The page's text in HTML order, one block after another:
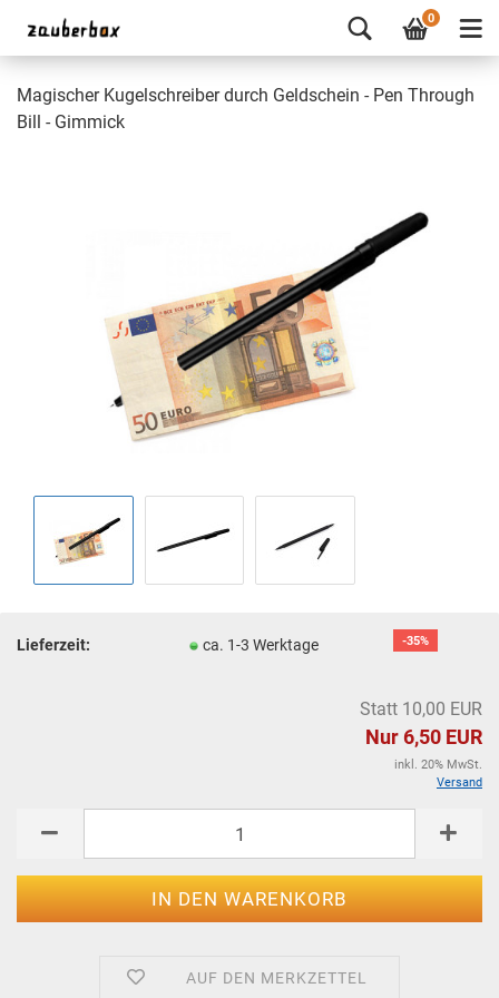
0
Magischer Kugelschreiber durch Geldschein - Pen Through
Bill - Gimmick
-35%
Lieferzeit: ca. 1-3 Werktage
Statt 10,00 EUR
Nur 6,50 EUR
inkl. 20% MwSt.
Versand
AUF DEN MERKZETTEL